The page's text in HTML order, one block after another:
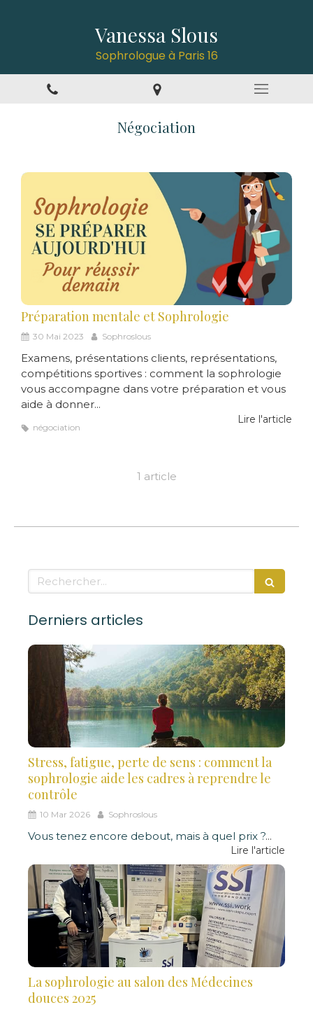
Vanessa Slous
Sophrologue à Paris 16
Négociation
Préparation mentale et Sophrologie
30 Mai 2023 Sophroslous
Examens, présentations clients, représentations,
compétitions sportives : comment la sophrologie
vous accompagne dans votre préparation et vous
aide à donner...
Lire l'article
négociation
1 article
Rechercher
Derniers articles
Stress, fatigue, perte de sens : comment la
sophrologie aide les cadres à reprendre le
contrôle
10 Mar 2026 Sophroslous
Vous tenez encore debout, mais à quel prix ?...
Lire l'article
La sophrologie au salon des Médecines
douces 2025